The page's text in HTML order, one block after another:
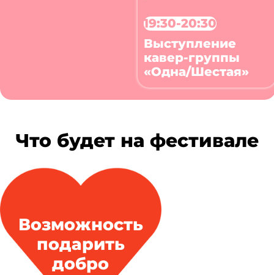
19:30-20:30
Выступление
кавер-группы
«Одна/Шестая»
Что будет на фестивале
Возможность
подарить
добро